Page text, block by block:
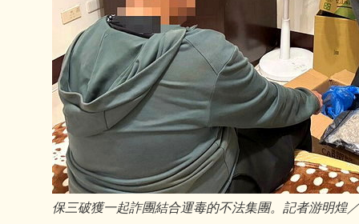
保三破獲一起詐團結合運毒的不法集團。記者游明煌